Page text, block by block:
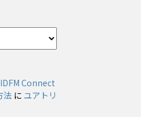
Connect
法 に ユアトリ